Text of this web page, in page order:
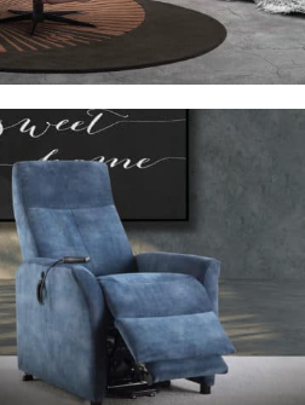
MODÈLE 8033
Fauteuil de Relaxation Cuir Rose